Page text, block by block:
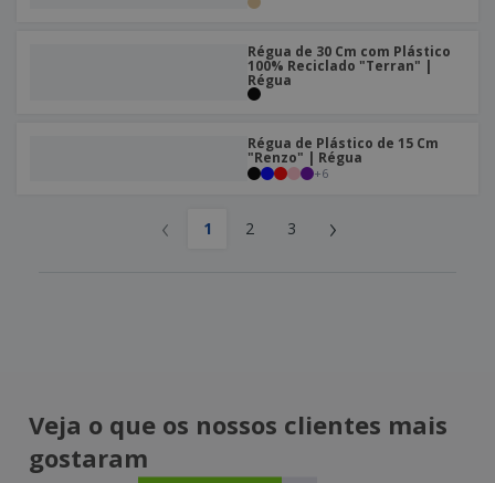
Régua de 30 Cm com Plástico
100% Reciclado "Terran" |
Régua
Régua de Plástico de 15 Cm
"Renzo" | Régua
+6
‹ 1 2 3 ›
Veja o que os nossos clientes mais
gostaram